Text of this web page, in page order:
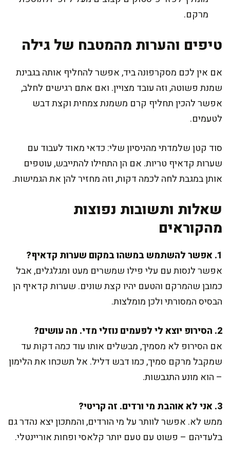
מרקם.
טיפים והערות מהמטבח של גילה
אם אין לכם מסקרפונה ביד, אפשר להחליף אותה בגבינת
שמנת פשוטה, וזה עובד מצויין. ואם אתם רגישים לחלב,
אפשר להכין תחליף קרם משמנת צמחית וקצת דבש
לטעמים.
סוד קטן שלמדתי מהניסיון שלי: כדאי מאוד לעבוד עם
שערות קדאיף טריות. אם הן התחילו להתייבש, עוטפים
אותן במגבת לחה לכמה דקות, וזה מחזיר להן את הגמישות.
שאלות ותשובות נפוצות
מהקוראים
1. אפשר להשתמש במשהו במקום שערות קדאיף?
אפשר לנסות עם עלי פילו שמשרים מעט ומגלגלים, אבל
כמובן שהמרקם והטעם יהיו קצת שונים. שערות קדאיף הן
הבסיס המסורתי ולכן מומלצות.
2. הסירופ יוצא לי לפעמים נוזלי מדי. מה עושים?
אם הסירופ לא מסמיך, מבשלים אותו עוד כמה דקות עד
שמקבל מרקם סמיך, כמו דבש דליל. אל תשכחו את הלימון
– הוא מונע התגבשות.
3. אני לא אוהבת מי ורדים. זה קריטי?
ממש לא. אפשר לוותר על מי הורדים, והמתכון יצא נהדר גם
בלעדיהם – פשוט עם טעם יותר קלאסי ופחות אוריינטלי.